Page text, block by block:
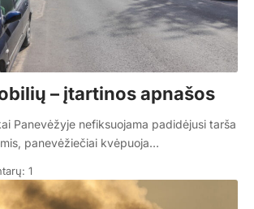
– įtartinos apnašos
Panevėžyje nefiksuojama padidėjusi tarša
panevėžiečiai kvėpuoja…
1